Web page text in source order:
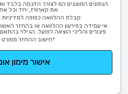
הנתונים המוצגים הם לצורך הדגמה בלבד
את קארוויז, יחד וכל
קבלת ההלוואה כפופה למדיניות
אי עמידה בפירעון ההלוואה או בהחזר
פיגורים והליכי הוצאה לפועל. הגילוי בהתאם
*חישוב ההחזר מפורט
אישור מימון